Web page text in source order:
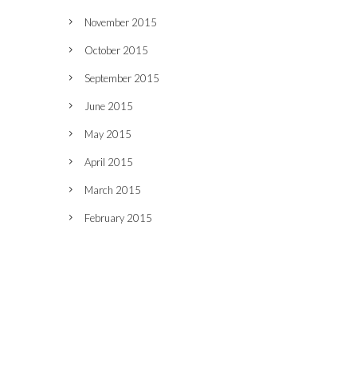
November 2015
October 2015
September 2015
June 2015
May 2015
April 2015
March 2015
February 2015